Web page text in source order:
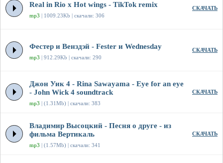
Real in Rio x Hot wings - TikTok remix
mp3 | 1009.23Kb | скачали: 306
СКАЧАТЬ
Фестер и Венздэй - Fester и Wednesday
mp3 | 912.29Kb | скачали: 290
СКАЧАТЬ
Джон Уик 4 - Rina Sawayama - Eye for an eye
- John Wick 4 soundtrack
mp3 | (1.31Mb) | скачали: 383
СКАЧАТЬ
Владимир Высоцкий - Песня о друге - из
фильма Вертикаль
mp3 | (1.57Mb) | скачали: 341
СКАЧАТЬ